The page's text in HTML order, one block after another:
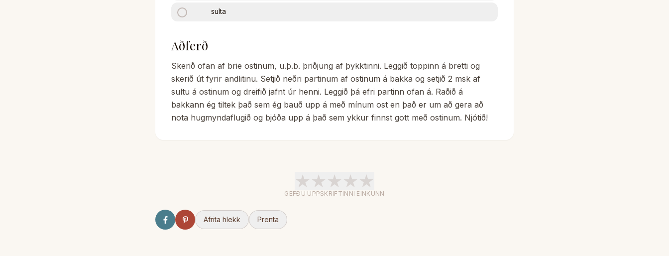
sulta
Aðferð
Skerið ofan af brie ostinum, u.þ.b. þriðjung af þykktinni. Leggið toppinn á bretti og
skerið út fyrir andlitinu. Setjið neðri partinum af ostinum á bakka og setjið 2 msk af
sultu á ostinum og dreifið jafnt úr henni. Leggið þá efri partinn ofan á. Raðið á
bakkann ég tiltek það sem ég bauð upp á með mínum ost en það er um að gera að
nota hugmyndaflugið og bjóða upp á það sem ykkur finnst gott með ostinum. Njótið!
★★★★★
GEFÐU UPPSKRIFTINNI EINKUNN
Afrita hlekk Prenta